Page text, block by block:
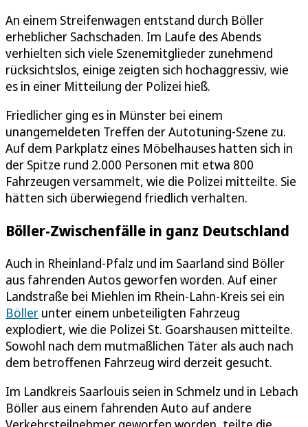
An einem Streifenwagen entstand durch Böller
erheblicher Sachschaden. Im Laufe des Abends
verhielten sich viele Szenemitglieder zunehmend
rücksichtslos, einige zeigten sich hochaggressiv, wie
es in einer Mitteilung der Polizei hieß.
Friedlicher ging es in Münster bei einem
unangemeldeten Treffen der Autotuning-Szene zu.
Auf dem Parkplatz eines Möbelhauses hatten sich in
der Spitze rund 2.000 Personen mit etwa 800
Fahrzeugen versammelt, wie die Polizei mitteilte. Sie
hätten sich überwiegend friedlich verhalten.
Böller-Zwischenfälle in ganz Deutschland
Auch in Rheinland-Pfalz und im Saarland sind Böller
aus fahrenden Autos geworfen worden. Auf einer
Landstraße bei Miehlen im Rhein-Lahn-Kreis sei ein
Böller unter einem unbeteiligten Fahrzeug
explodiert, wie die Polizei St. Goarshausen mitteilte.
Sowohl nach dem mutmaßlichen Täter als auch nach
dem betroffenen Fahrzeug wird derzeit gesucht.
Im Landkreis Saarlouis seien in Schmelz und in Lebach
Böller aus einem fahrenden Auto auf andere